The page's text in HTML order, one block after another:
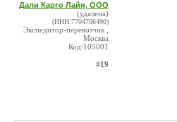
Дали Карго Лайн, ООО
(удалена)
(ИНН:7704706490)
Экспедитор-перевозчик ,
Москва
Код:105001
#19